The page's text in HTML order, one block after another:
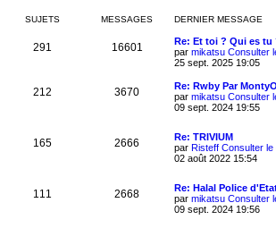
SUJETS MESSAGES DERNIER MESSAGE
291 16601
Re: Et toi ? Qui es tu
par mikatsu Consulter
25 sept. 2025 19:05
212 3670
Re: Rwby Par
par mikatsu Consulter
09 sept. 2024 19:55
165 2666
Re: TRIVIUM
par Risteff Consulter
02 août 2022 15:54
111 2668
Re: Halal Police
par mikatsu Consulter
09 sept. 2024 19:56